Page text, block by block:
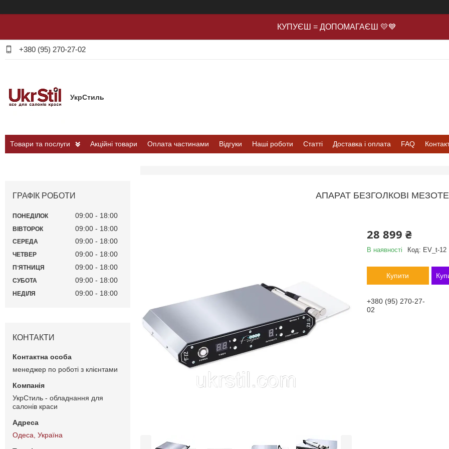
КУПУЄШ = ДОПОМАГАЄШ 💛💙
+380 (95) 270-27-02
УкрСтиль
Товари та послуги Акційні товари Оплата частинами Відгуки Наші роботи Статті Доставка і оплата FAQ
АПАРАТ БЕЗГОЛКОВІ
28 899 ₴
В наявності Код: EV_t-12
Купити
+380 (95) 270-27-
02
ГРАФІК РОБОТИ
ПОНЕДІЛОК 09:00 18:00
ВІВТОРОК 09:00 18:00
СЕРЕДА 09:00 18:00
ЧЕТВЕР 09:00 18:00
ПʼЯТНИЦЯ 09:00 18:00
СУБОТА 09:00 18:00
НЕДІЛЯ 09:00 18:00
КОНТАКТИ
менеджер по роботі з клієнтами
УкрСтиль - обладнання для
салонів краси
Одеса, Україна